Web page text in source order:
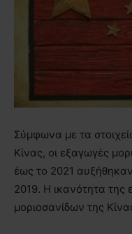
Σύμφωνα με τα
Κίνας, οι εξαγωγές
έως το 2021
2019. Η ικανότητα της
μοριοσανίδων της